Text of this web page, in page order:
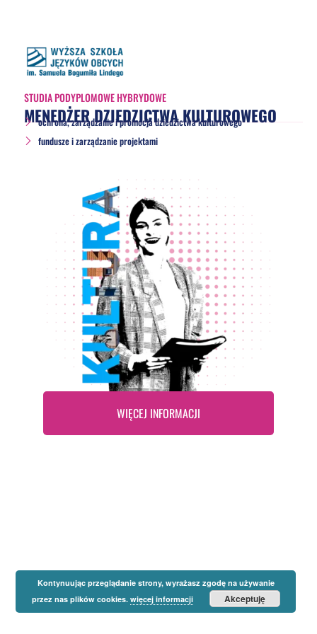
STUDIA PODYPLOMOWE HYBRYDOWE
MENEDŻER DZIEDZICTWA KULTUROWEGO
ochrona, zarządzanie i promocja dziedzictwa kulturowego
fundusze i zarządzanie projektami
WIĘCEJ INFORMACJI
Kontynuując przeglądanie strony, wyrażasz zgodę na używanie
przez nas plików cookies. więcej informacji Akceptuję